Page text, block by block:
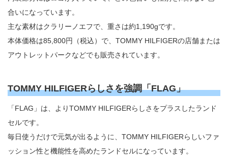
合いになっています。
主な素材はクラリーノエフで、重さは約1,190gです。
本体価格は85,800円（税込）で、TOMMY HILFIGERの店舗または
アウトレットパークなどでも販売されています。
TOMMY HILFIGERらしさを強調「FLAG」
「FLAG」は、よりTOMMY HILFIGERらしさをプラスしたランド
セルです。
毎日使うだけで元気が出るように、TOMMY HILFIGERらしいファ
ッション性と機能性を高めたランドセルになっています。